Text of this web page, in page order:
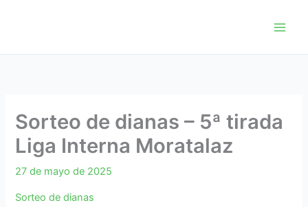
Sorteo de dianas – 5ª tirada
Liga Interna Moratalaz
27 de mayo de 2025
Sorteo de dianas